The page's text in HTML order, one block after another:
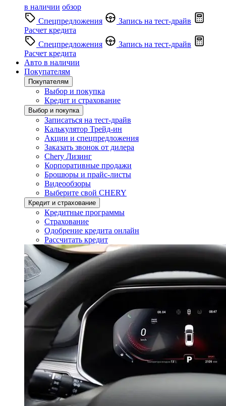
в наличии обзор
Спецпредложения
Запись на тест-драйв
Расчет кредита
Спецпредложения
Запись на тест-драйв
Расчет кредита
Авто в наличии
Покупателям
Покупателям
Выбор и покупка
Кредит и страхование
Выбор и покупка
Записаться на тест-драйв
Калькулятор Трейд-ин
Акции и спецпредложения
Заказать звонок от дилера
Chery Лизинг
Корпоративные продажи
Брошюры и прайс-листы
Видеообзоры
Выберите свой CHERY
Кредит и страхование
Кредитные программы
Страхование
Одобрение кредита онлайн
Рассчитать кредит